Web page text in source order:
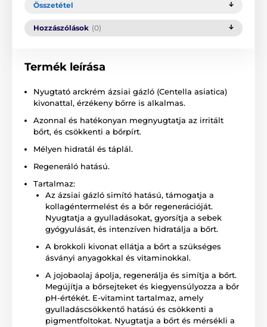
Összetétel
Hozzászólások (0)
Termék leírása
Nyugtató arckrém ázsiai gázló (Centella asiatica)
kivonattal, érzékeny bőrre is alkalmas.
Azonnal és hatékonyan megnyugtatja az irritált
bőrt, és csökkenti a bőrpírt.
Mélyen hidratál és táplál.
Regeneráló hatású.
Tartalmaz:
Az ázsiai gázló simító hatású, támogatja a
kollagéntermelést és a bőr regenerációját.
Nyugtatja a gyulladásokat, gyorsítja a sebek
gyógyulását, és intenzíven hidratálja a bőrt.
A brokkoli kivonat ellátja a bőrt a szükséges
ásványi anyagokkal és vitaminokkal.
A jojobaolaj ápolja, regenerálja és simítja a bőrt.
Megújítja a bőrsejteket és kiegyensúlyozza a bőr
pH-értékét. E-vitamint tartalmaz, amely
gyulladáscsökkentő hatású és csökkenti a
pigmentfoltokat. Nyugtatja a bőrt és mérsékli a